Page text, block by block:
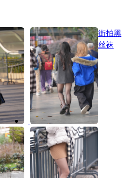
街拍黑
丝袜